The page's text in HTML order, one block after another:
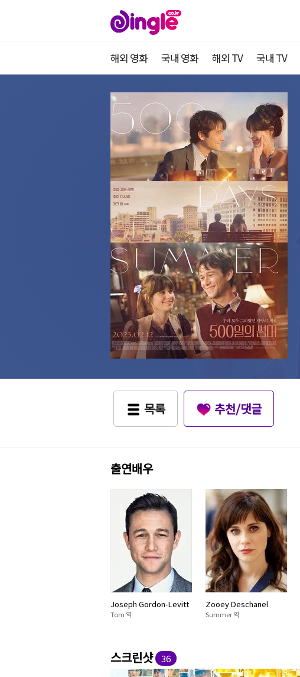
해외 영화 국내 영화 해외 TV 국내 TV
목록 추천/댓글
출연배우
Joseph Gordon-Levitt
Tom 역
Zooey Deschanel
Summer 역
스크린샷 36